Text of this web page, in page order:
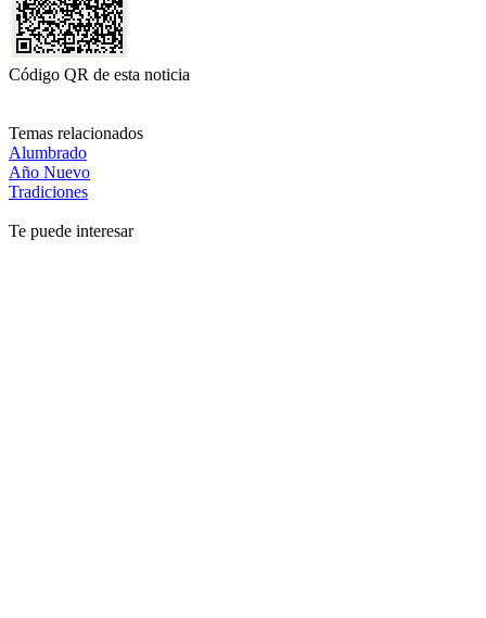
Código QR de esta noticia
Temas relacionados
Alumbrado
Año Nuevo
Tradiciones
Te puede interesar